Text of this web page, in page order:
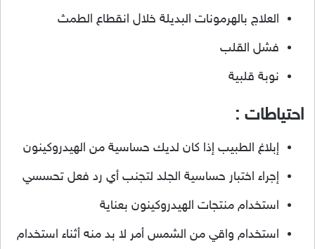
العلاج بالهرمونات البديلة خلال انقطاع الطمث
فشل القلب
نوبة قلبية
احتياطات :
إبلاغ الطبيب إذا كان لديك حساسية من الهيدروكينون
إجراء اختبار حساسية الجلد لتجنب أي رد فعل تحسسي
استخدام منتجات الهيدروكينون بعناية
استخدام واقي من الشمس أمر لا بد منه أثناء استخدام